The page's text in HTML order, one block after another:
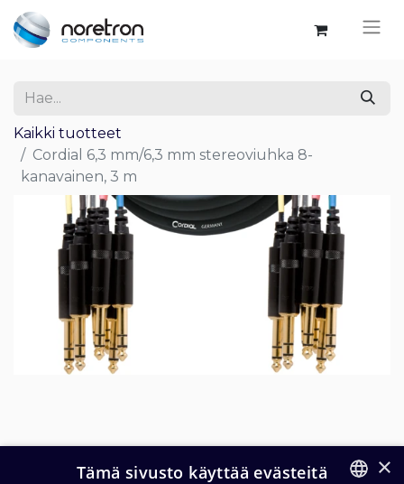
Kaikki tuotteet
Cordial 6,3 mm/6,3 mm stereoviuhka 8-
kanavainen, 3 m
×
Tämä sivusto käyttää evästeitä